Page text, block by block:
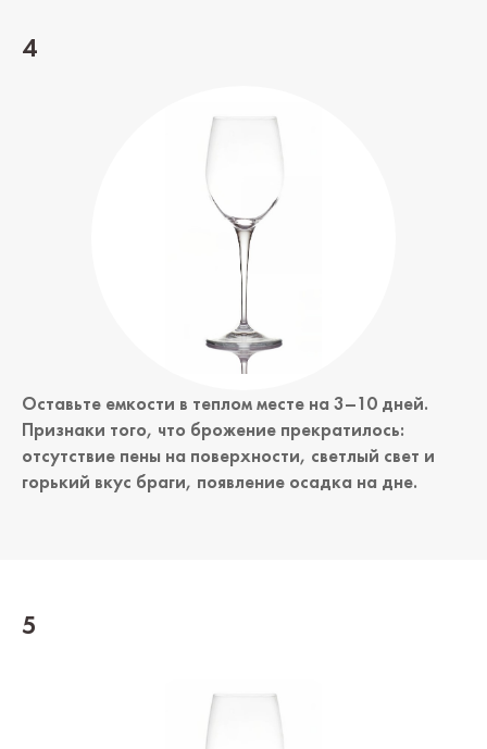
4
Оставьте емкости в теплом месте на 3–10 дней.
Признаки того, что брожение прекратилось:
отсутствие пены на поверхности, светлый свет и
горький вкус браги, появление осадка на дне.
5